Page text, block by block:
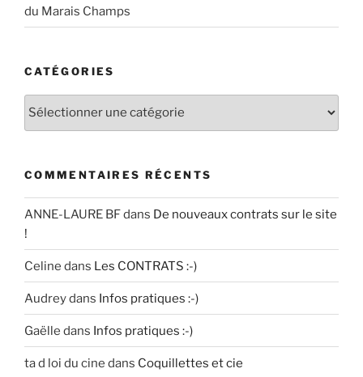
du Marais Champs
CATÉGORIES
Catégories
COMMENTAIRES RÉCENTS
ANNE-LAURE BFdans De nouveaux contrats sur le site
!
Celine dans Les CONTRATS :-)
Audreydans Infos pratiques :-)
Gaëlle dans Infos pratiques :-)
ta d loi du cine dans Coquillettes et cie